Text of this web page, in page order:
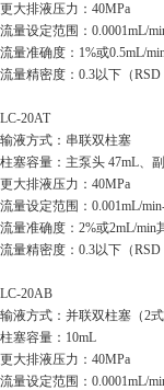
排液压力：40MPa
设定范围：0.0001mL/
准确度：1%或0.5mL/min
精密度：0.3以下（RSD
20AT
方式：串联双柱塞
容量：主泵头 47mL、
排液压力：40MPa
设定范围：0.001mL/min-
准确度：2%或2mL/min
精密度：0.3以下（RSD
20AB
方式：并联双柱塞（2式
塞容量：10mL
排液压力：40MPa
设定范围：0.0001mL/